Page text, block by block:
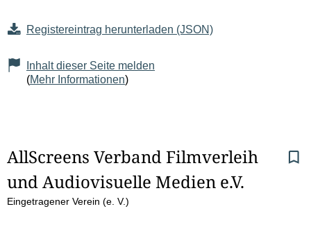
Registereintrag herunterladen (JSON)
Inhalt dieser Seite melden
(Mehr Informationen)
S
e
AllScreens Verband Filmverleih
und Audiovisuelle Medien e.V.
Eingetragener Verein (e. V.)